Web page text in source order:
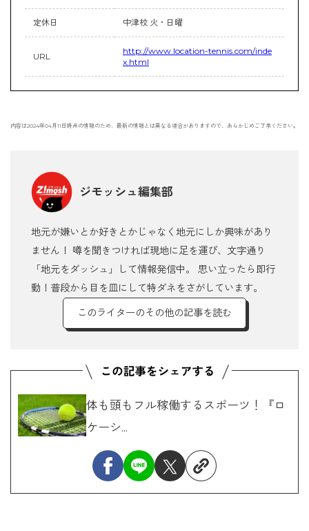
定休日 中津校 火・日曜
URL
http://www.location-tennis.com/inde
x.html
内容は2024年04月11日時点の情報のため、最新の情報とは異なる場合がありますので、あらかじめご了承ください。
ジモッシュ編集部
地元が嫌いとか好きとかじゃなく地元にしか興味があり
ません！ 噂を聞きつければ現地に足を運び、文字通り
「地元をダッシュ」して情報発信中。 思い立ったら即行
動！普段から目を皿にして特ダネをさがしています。
このライターのその他の記事を読む
体も頭もフル稼働するスポーツ！『ロ
ケーシ...